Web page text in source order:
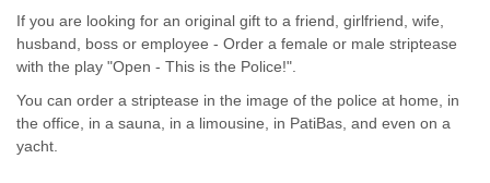
If you are looking for an original gift to a friend, girlfriend, wife,
husband, boss or employee - Order a female or male striptease
with the play "Open - This is the Police!".
You can order a striptease in the image of the police at home, in
the office, in a sauna, in a limousine, in PatiBas, and even on a
yacht.